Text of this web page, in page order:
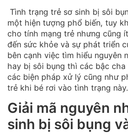
Tình trạng trẻ sơ sinh bị sôi
một hiện tượng phổ biến, tuy
cho tính mạng trẻ nhưng cũng
đến sức khỏe và sự phát triển
bên cạnh việc tìm hiểu nguyên
hay bị sôi bụng thì các bậc
các biện pháp xử lý cũng như
trẻ khi bé rơi vào tình trạng này.
Giải mã nguyên
sinh bị sôi bụng